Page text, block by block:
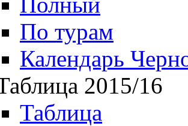
По турам
Календарь
2015/16
Таблица